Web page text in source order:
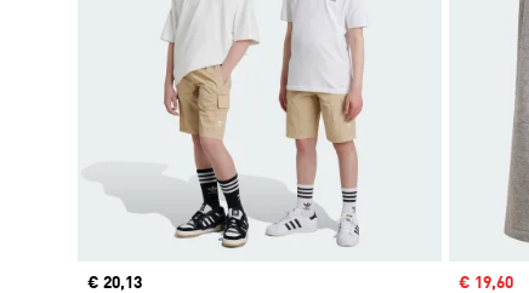
Current price
€ 20,13 Sale price
€ 19,60